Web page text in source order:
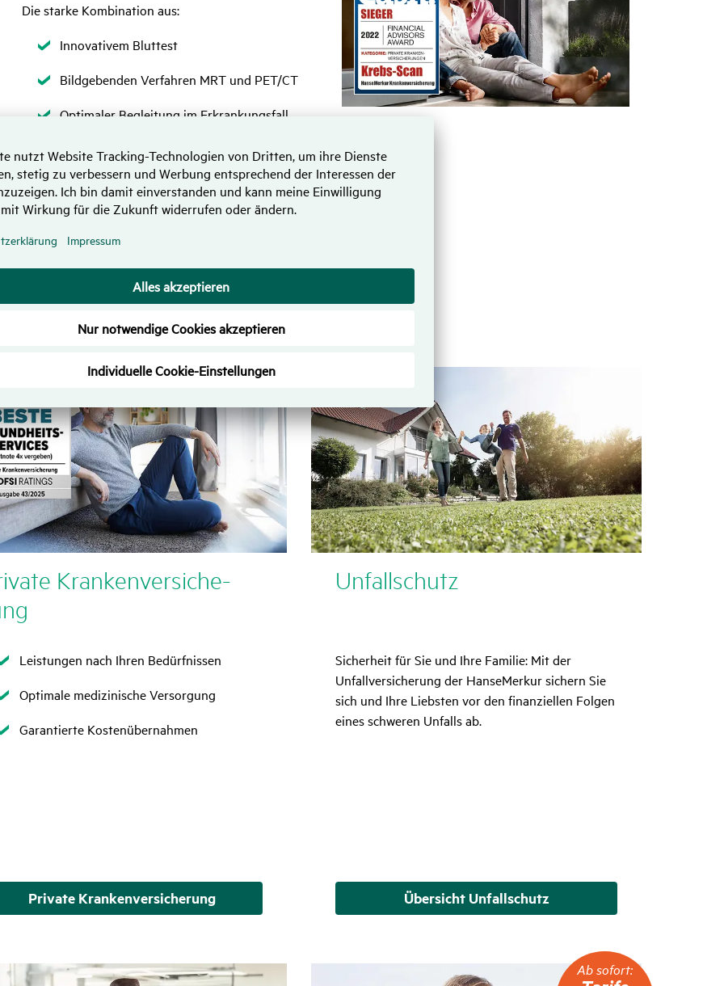
Die starke Kombination aus:
Zutreffend
Innovativem Bluttest
Zutreffend
Bildgebenden Verfahren MRT und PET/CT
Zutreffend
Optimaler Begleitung im Erkrankungsfall
Zutreffend
Durchgängig medizinischer Betreuung und
Beratung
Krebs-Scan
Top Versi­che­rungen
Kran­ken­ver­si­che­
Zutreffend
Leistungen nach Ihren Bedürfnissen
Zutreffend
Optimale medizinische Versorgung
Zutreffend
Garantierte Kostenübernahmen
Private Krankenversicherung
Unfall­schutz
Sicherheit für Sie und Ihre Familie: Mit der
Unfallversicherung der HanseMerkur sichern Sie
sich und Ihre Liebsten vor den finanziellen Folgen
eines schweren Unfalls ab.
Übersicht Unfallschutz
AbAb sofort: